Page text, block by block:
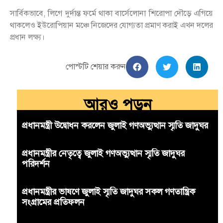
সার্বিকভাবে, লিগে দুর্দান্ত ফর্মে থাকা বার্সেলোনা শিরোপা দৌড়ে এগিয়ে
থাকলেও ইউরোপিয়ান মঞ্চে নিজেদের যোগ্যতা প্রমাণ করাই এখন দলের
প্রধান লক্ষ্য।
পোস্টটি শেয়ার করুন
আরও পড়ুন
প্রধানমন্ত্রী উদ্বোধন করলেন জুলাই গণঅভ্যুত্থান স্মৃতি জাদুঘর
প্রধানমন্ত্রীর নেতৃত্বে জুলাই গণঅভ্যুত্থান স্মৃতি জাদুঘর
পরিদর্শন
প্রধানমন্ত্রীর ভাষণে জুলাই স্মৃতি জাদুঘর সকল গণতান্ত্রিক
সংগ্রামের প্রতিফলন